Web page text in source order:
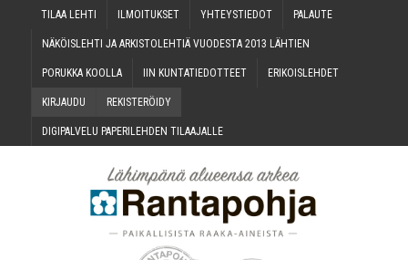
TILAA LEH­TI ILMOI­TUK­SET YHTEYS­TIE­DOT PALAU­TE
NÄKÖIS­LEH­TI JA ARKIS­TO­LEH­TIÄ VUO­DES­TA 2013 LÄHTIEN
PORUK­KA KOOLLA IIN KUN­TA­TIE­DOT­TEET ERI­KOIS­LEH­DET
KIR­JAU­DU REKIS­TE­RÖI­DY
DIGI­PAL­VE­LU PAPE­RI­LEH­DEN TILAAJALLE